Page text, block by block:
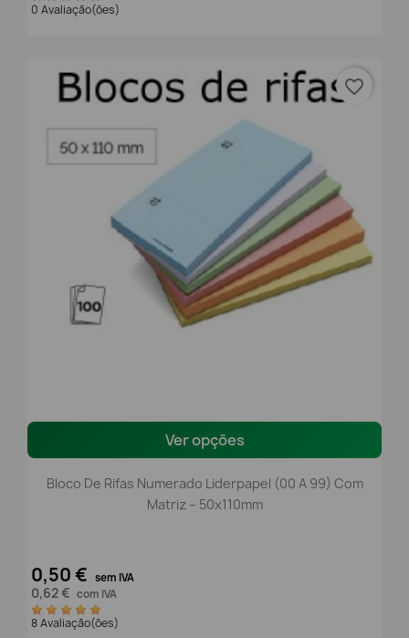
0 Avaliação(ões)
Ver opções
Bloco De Rifas Numerado Liderpapel (00 A 99) Com
Matriz – 50x110mm
0,50 € sem IVA
0,62 € com IVA
8 Avaliação(ões)
favorite_border